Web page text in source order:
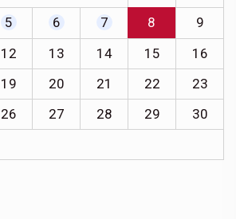
5 6 7 8
9
12 13 14 15
16
19 20 21 22
23
26 27 28 29
30